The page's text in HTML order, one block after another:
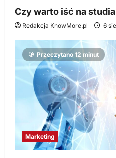
Czy warto iść na
Redakcja KnowMore.pl 6
Przeczytano 12 minut
Marketing